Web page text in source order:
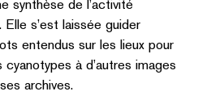
synthèse de l’activité
s’est laissée guider
entendus sur les lieux pour
à d’autres images
archives.